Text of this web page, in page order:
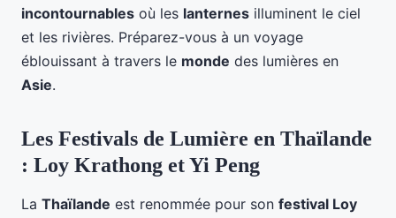
incontournables où les lanternes illuminent le ciel
et les rivières. Préparez-vous à un voyage
éblouissant à travers le monde des lumières en
Asie.
Les Festivals de Lumière en Thaïlande
: Loy Krathong et Yi Peng
La Thaïlande est renommée pour son festival Loy